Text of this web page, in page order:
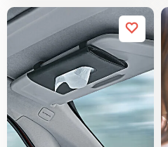
okamžiku. S měkkou
rukojetí, pro
kombinované i
samostatné použití.
ABS/PP/EVA, 68 x 11
cm. Délka kartáče 21,5
cm. Škrabka na led +
kartáč. Lze použít i
samostatně. S měkkou